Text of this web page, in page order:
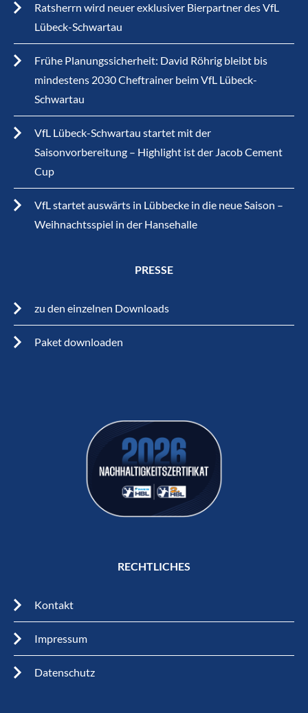
Ratsherrn wird neuer exklusiver Bierpartner des VfL
Lübeck-Schwartau
Frühe Planungssicherheit: David Röhrig bleibt bis
mindestens 2030 Cheftrainer beim VfL Lübeck-
Schwartau
VfL Lübeck-Schwartau startet mit der
Saisonvorbereitung – Highlight ist der Jacob Cement
Cup
VfL startet auswärts in Lübbecke in die neue Saison –
Weihnachtsspiel in der Hansehalle
PRESSE
zu den einzelnen Downloads
Paket downloaden
RECHTLICHES
Kontakt
Impressum
Datenschutz